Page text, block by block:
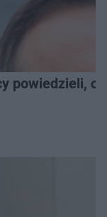
powiedzieli,